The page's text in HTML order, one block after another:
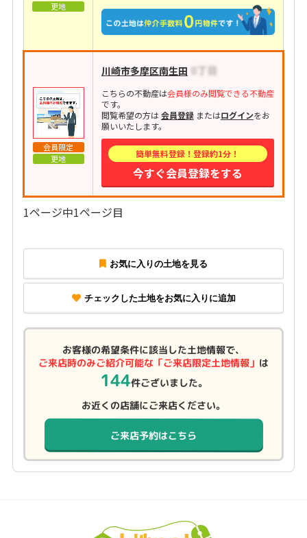
更地
会員限定
更地
川崎市多摩区南生田
こちらの不動産は会員様のみ閲覧できる不動産
です。
閲覧希望の方は会員登録またはログインをお
願いいたします。
簡単無料登録！登録約1分！
今すぐ会員登録をする
1ページ中1ページ目
お気に入りの土地を見る
チェックした土地をお気に入りに追加
お客様の希望条件に該当した土地情報で、
ご来店時のみご紹介可能な「ご来店限定土地情報」 は
144件ございました。
お近くの店舗にご来店ください。
ご来店予約はこちら